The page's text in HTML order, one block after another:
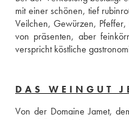
mit einer schönen, tief
Veilchen, Gewürzen,
von präsenten, aber
verspricht köstliche
DAS WEINGUT
Von der Domaine Jamet,